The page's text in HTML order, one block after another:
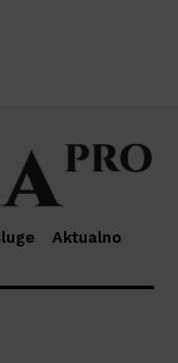
Aktualno